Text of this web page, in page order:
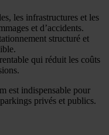
les infrastructures et les
et d’accidents.
structuré et
qui réduit les coûts
est indispensable pour
privés et publics.